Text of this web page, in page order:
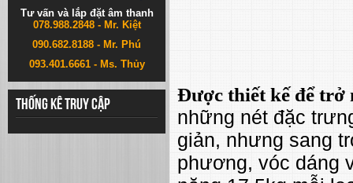
Tư vấn và lắp đặt âm thanh
078.988.2848 - Mr. Kiệt
090.682.8188 - Mr. Phú
093.401.6661 - Ms. Thủy
Thống kê truy cập
Được thiết kế để trở
những nét đặc
giản, nhưng sang
phương, vóc dáng